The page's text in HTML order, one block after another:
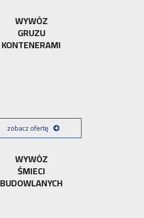
WYWÓZ
GRUZU
KONTENERAMI
zobacz ofertę
WYWÓZ
ŚMIECI
BUDOWLANYCH